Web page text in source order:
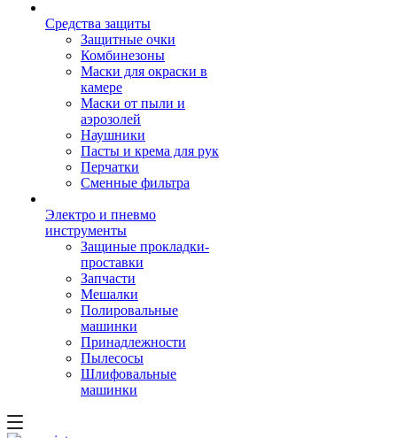
Средства защиты
Защитные очки
Комбинезоны
Маски для окраски в
камере
Маски от пыли и
аэрозолей
Наушники
Пасты и крема для рук
Перчатки
Сменные фильтра
Электро и пневмо
инструменты
Защиные прокладки-
проставки
Запчасти
Мешалки
Полировальные
машинки
Принадлежности
Пылесосы
Шлифовальные
машинки